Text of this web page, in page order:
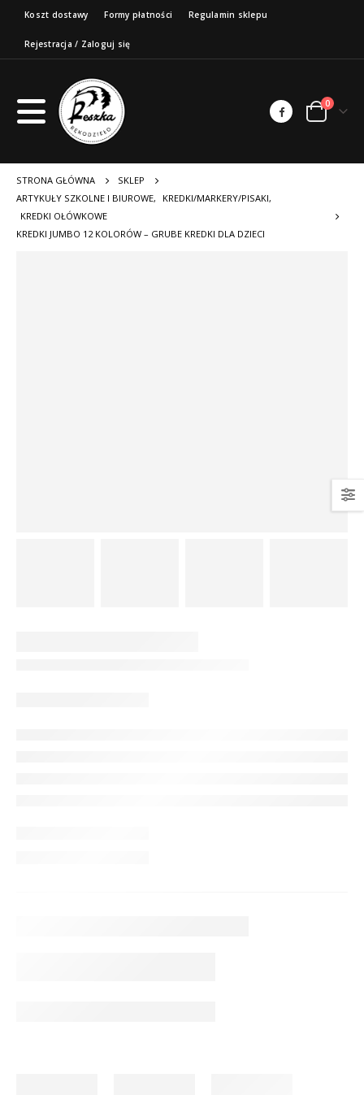
Koszt dostawy Formy płatności Regulamin sklepu
Rejestracja / Zaloguj się
0
STRONA GŁÓWNA
SKLEP
ARTYKUŁY SZKOLNE I BIUROWE, KREDKI/MARKERY/PISAKI,
KREDKI OŁÓWKOWE
KREDKI JUMBO 12 KOLORÓW – GRUBE KREDKI DLA DZIECI